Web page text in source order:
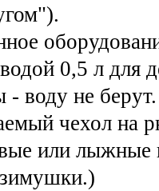
0,5 л для
- воду не берут.
чехол на
или лыжные